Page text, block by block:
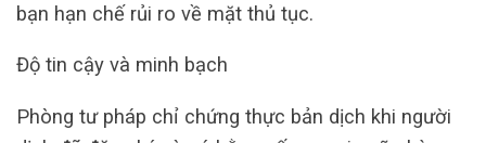
bạn hạn chế rủi ro về mặt thủ tục.
Độ tin cậy và minh bạch
Phòng tư pháp chỉ chứng thực bản dịch khi người